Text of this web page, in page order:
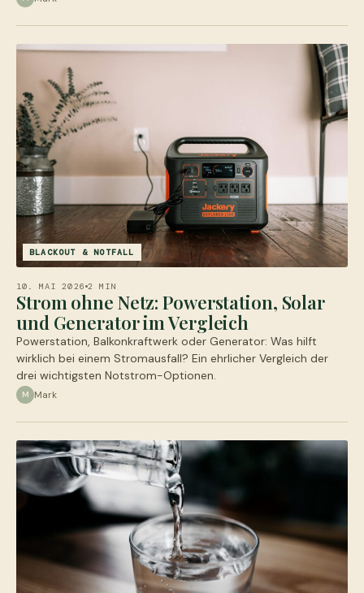
BLACKOUT & NOTFALL
10. MAI 2026 2 MIN
Strom ohne Netz: Powerstation, Solar
und Generator im Vergleich
Powerstation, Balkonkraftwerk oder Generator: Was hilft
wirklich bei einem Stromausfall? Ein ehrlicher Vergleich der
drei wichtigsten Notstrom-Optionen.
M Mark